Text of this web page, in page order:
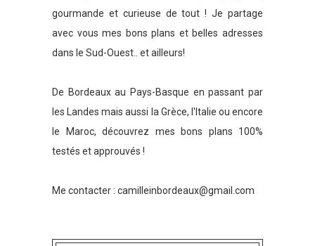
gourmande et curieuse de tout ! Je partage
avec vous mes bons plans et belles adresses
dans le Sud-Ouest.. et ailleurs!
De Bordeaux au Pays-Basque en passant par
les Landes mais aussi la Grèce, l'Italie ou encore
le Maroc, découvrez mes bons plans 100%
testés et approuvés !
Me contacter : camilleinbordeaux@gmail.com